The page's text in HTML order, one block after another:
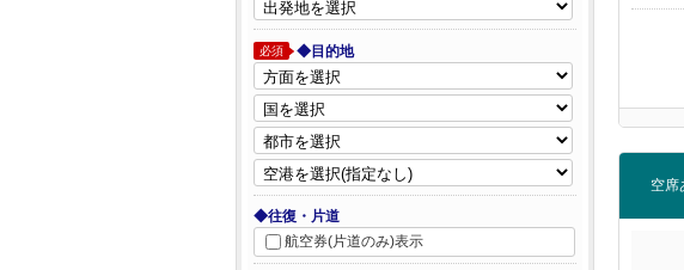
空席
必須 ◆目的地
◆往復・片道
航空券(片道のみ)表示